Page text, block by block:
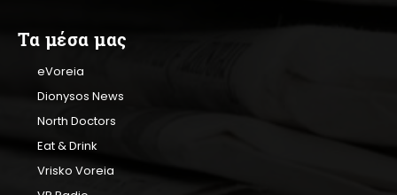
Τα μέσα μας
eVoreia
Dionysos News
North Doctors
Eat & Drink
Vrisko Voreia